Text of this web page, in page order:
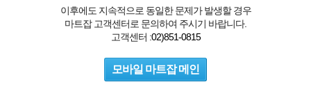
이후에도 지속적으로 동일한 문제가 발생할 경우
마트잡 고객센터로 문의하여 주시기 바랍니다.
고객센터 :02)851-0815
모바일 마트잡 메인